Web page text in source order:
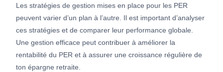
Les stratégies de gestion mises en place pour les PER
peuvent varier d’un plan à l’autre. Il est important d’analyser
ces stratégies et de comparer leur performance globale.
Une gestion efficace peut contribuer à améliorer la
rentabilité du PER et à assurer une croissance régulière de
ton épargne retraite.